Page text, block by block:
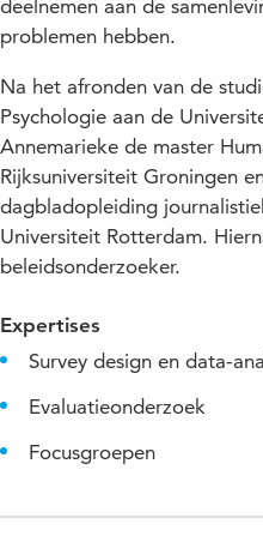
deelnemen aan de
problemen hebben.
Na het afronden van de
Psychologie aan de
Annemarieke de master
Rijksuniversiteit Groningen
dagbladopleiding
Universiteit Rotterdam.
beleidsonderzoeker.
Expertises
Survey design en data-
Evaluatieonderzoek
Focusgroepen